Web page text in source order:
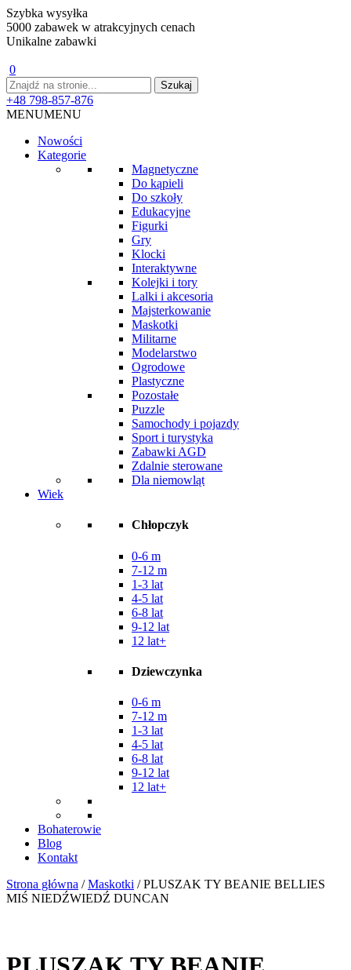
Szybka wysyłka
5000 zabawek w atrakcyjnych cenach
Unikalne zabawki
0
+48 798-857-876
MENUMENU
Nowości
Kategorie
Magnetyczne
Do kąpieli
Do szkoły
Edukacyjne
Figurki
Gry
Klocki
Interaktywne
Kolejki i tory
Lalki i akcesoria
Majsterkowanie
Maskotki
Militarne
Modelarstwo
Ogrodowe
Plastyczne
Pozostałe
Puzzle
Samochody i pojazdy
Sport i turystyka
Zabawki AGD
Zdalnie sterowane
Dla niemowląt
Wiek
Chłopczyk
0-6 m
7-12 m
1-3 lat
4-5 lat
6-8 lat
9-12 lat
12 lat+
Dziewczynka
0-6 m
7-12 m
1-3 lat
4-5 lat
6-8 lat
9-12 lat
12 lat+
Bohaterowie
Blog
Kontakt
Strona główna /Maskotki / PLUSZAK TY BEANIE BELLIES
MIŚ NIEDŹWIEDŹ DUNCAN